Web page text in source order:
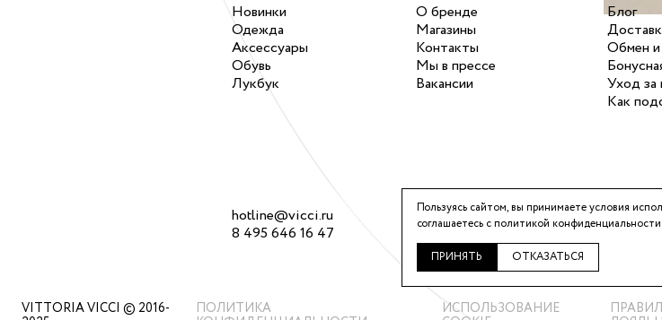
Новинки
Одежда
Аксессуары
Обувь
Лукбук
hotline@vicci.ru
8 495 646 16 47
О бренде
Магазины
Контакты
Мы в прессе
Вакансии
Telegram
ВКонтакте
Блог
Обмен и
Уход за
Как
VITTORIA VICCI © 2016-
ПОЛИТИКА
ИСПОЛЬЗОВАНИЕ
Пользуясь сайтом, вы принимаете условия
соглашаетесь сполитикой конфиденциальности
ПРИНЯТЬ ОТКАЗАТЬСЯ